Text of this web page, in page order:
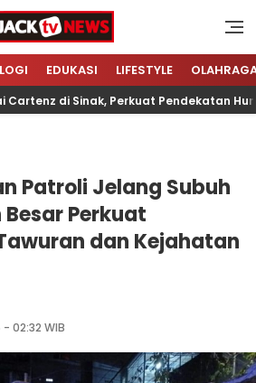
Jacktvnews.com
Referensi Terpercaya
EDUKASI LIFESTYLE
di Sinak, Perkuat Pendekatan
Patroli Jelang Subuh
Perkuat
dan Kejahatan
- 02:32 WIB